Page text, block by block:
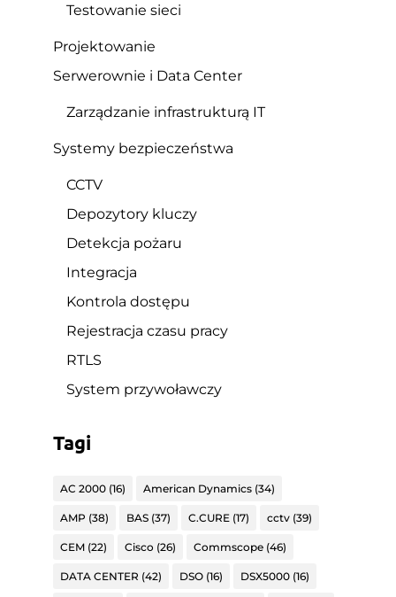
Testowanie sieci
Projektowanie
Serwerownie i Data Center
Zarządzanie infrastrukturą IT
Systemy bezpieczeństwa
CCTV
Depozytory kluczy
Detekcja pożaru
Integracja
Kontrola dostępu
Rejestracja czasu pracy
RTLS
System przywoławczy
Tagi
AC 2000(16) American Dynamics(34)
AMP (38) BAS(37) C.CURE(17) cctv(39)
CEM(22) Cisco (26) Commscope(46)
DATA CENTER (42) DSO(16) DSX5000(16)